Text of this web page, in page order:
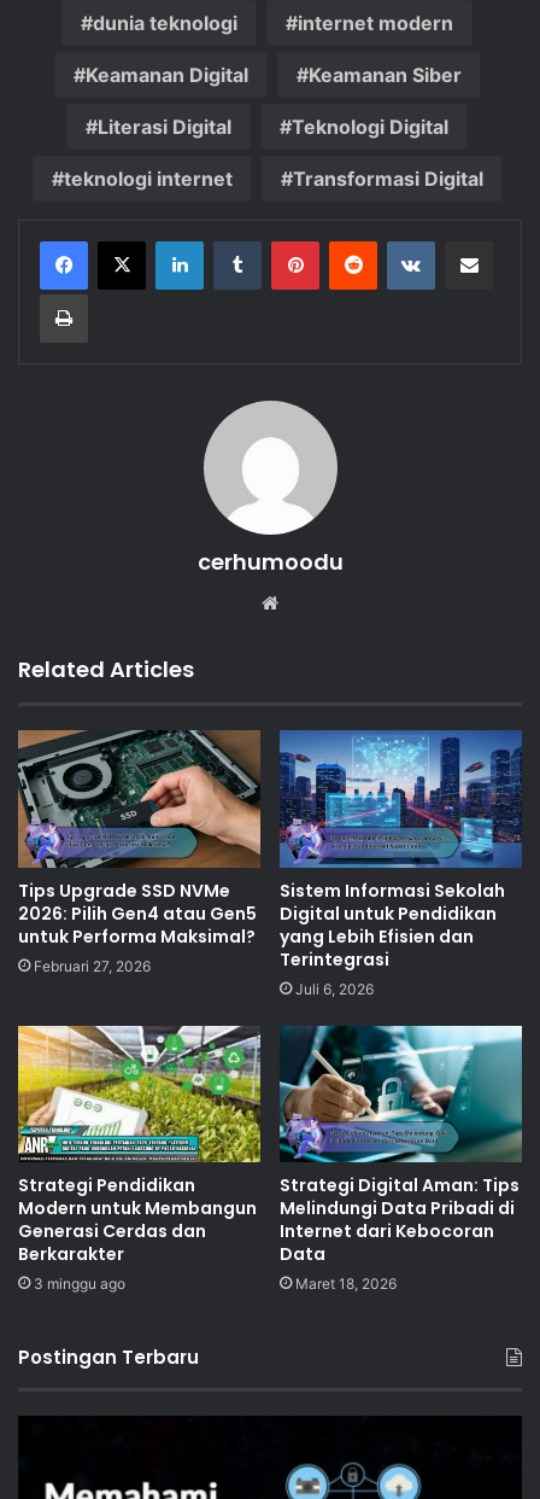
dunia teknologi internet modern
Keamanan Digital Keamanan Siber
Literasi Digital Teknologi Digital
teknologi internet Transformasi Digital
LinkedInTumblr PinterestReddit VKontakte
Print
cerhumoodu
Related Articles
Tips Upgrade SSD NVMe
2026: Pilih Gen4 atau Gen5
untuk Performa Maksimal?
Februari 27, 2026
Sistem Informasi Sekolah
Digital untuk Pendidikan
yang Lebih Efisien dan
Terintegrasi
Juli 6, 2026
Strategi Pendidikan
Modern untuk Membangun
Generasi Cerdas dan
Berkarakter
3 minggu ago
Strategi Digital Aman: Tips
Melindungi Data Pribadi di
Internet dari Kebocoran
Data
Maret 18, 2026
Postingan Terbaru